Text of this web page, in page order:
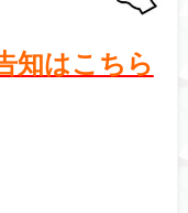
知はこちら